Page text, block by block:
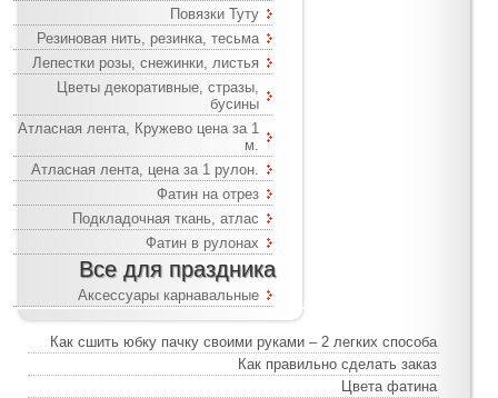
Повязки Туту
Резиновая нить, резинка, тесьма
Лепестки розы, снежинки, листья
Цветы декоративные, стразы,
бусины
Атласная лента, Кружево цена за 1
м.
Атласная лента, цена за 1 рулон.
Фатин на отрез
Подкладочная ткань, атлас
Фатин в рулонах
Все для праздника
Аксессуары карнавальные
Как сшить юбку пачку своими руками – 2 легких способа
Как правильно сделать заказ
Цвета фатина